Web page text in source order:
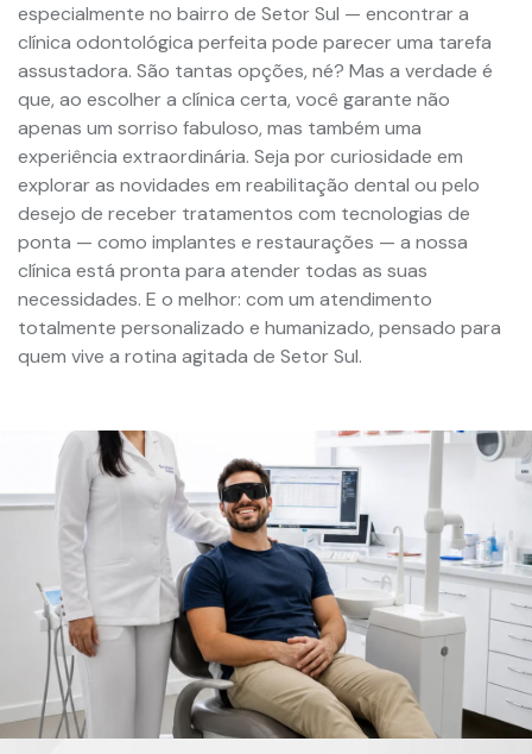
especialmente no bairro de Setor Sul — encontrar a
clínica odontológica perfeita pode parecer uma tarefa
assustadora. São tantas opções, né? Mas a verdade é
que, ao escolher a clínica certa, você garante não
apenas um sorriso fabuloso, mas também uma
experiência extraordinária. Seja por curiosidade em
explorar as novidades em reabilitação dental ou pelo
desejo de receber tratamentos com tecnologias de
ponta — como implantes e restaurações — a nossa
clínica está pronta para atender todas as suas
necessidades. E o melhor: com um atendimento
totalmente personalizado e humanizado, pensado para
quem vive a rotina agitada de Setor Sul.